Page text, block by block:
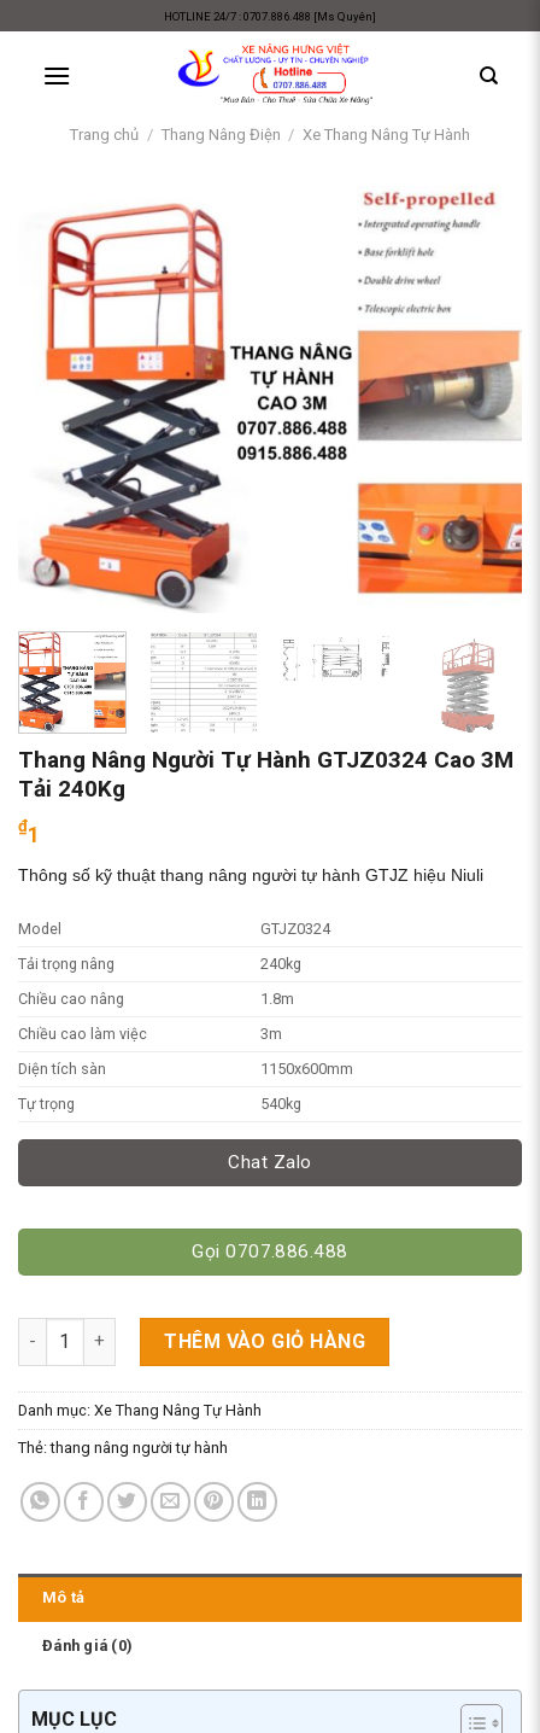
content
HOTLINE 24/7 : 0707.886.488 [Ms Quyên]
Trang chủ / Thang Nâng Điện / Xe Thang Nâng Tự Hành
Thang Nâng Người Tự Hành GTJZ0324 Cao 3M
Tải 240Kg
₫1
Thông số kỹ thuật thang nâng người tự hành GTJZ hiệu Niuli
Model
GTJZ0324
Tải trọng nâng
240kg
Chiều cao nâng
1.8m
Chiều cao làm việc
3m
Diện tích sàn
1150x600mm
Tự trọng
540kg
Chat Zalo
Gọi 0707.886.488
Thang Nâng Người Tự Hành GTJZ0324 Cao 3M Tải 240Kg số
THÊM VÀO GIỎ HÀNG
Danh mục: Xe Thang Nâng Tự Hành
Thẻ:thang nâng người tự hành
Mô tả
Đánh giá (0)
MỤC LỤC